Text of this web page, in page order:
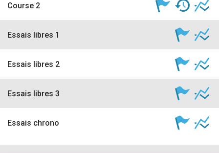
Course 2
Essais libres 1
Essais libres 2
Essais libres 3
Essais chrono